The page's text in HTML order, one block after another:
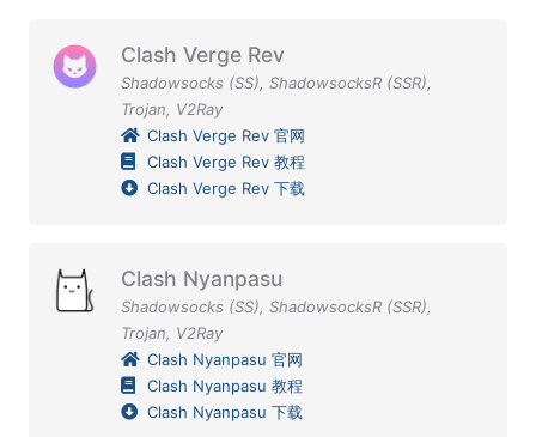
Clash Verge Rev
Shadowsocks (SS), ShadowsocksR (SSR),
Trojan, V2Ray
Clash Verge Rev 官网
Clash Verge Rev 教程
Clash Verge Rev 下载
Clash Nyanpasu
Shadowsocks (SS), ShadowsocksR (SSR),
Trojan, V2Ray
Clash Nyanpasu 官网
Clash Nyanpasu 教程
Clash Nyanpasu 下载